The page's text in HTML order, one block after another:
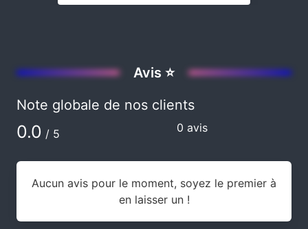
Avis ⭐
Note globale de nos clients
0.0 / 5 0 avis
Aucun avis pour le moment, soyez le premier à
en laisser un !